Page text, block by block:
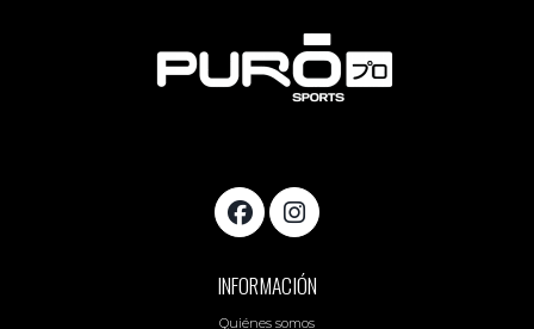
INFORMACIÓN
Quiénes somos